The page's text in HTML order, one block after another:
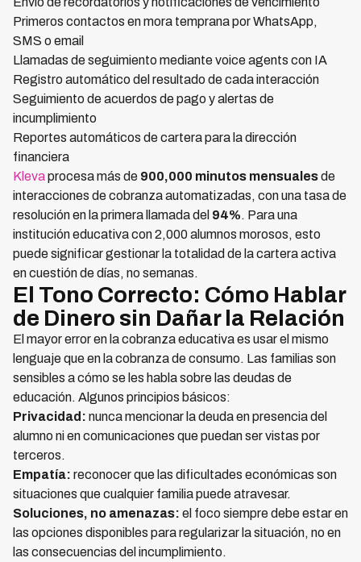
Primeros contactos en mora temprana por WhatsApp,
SMS o email
Llamadas de seguimiento mediante voice agents con IA
Registro automático del resultado de cada interacción
Seguimiento de acuerdos de pago y alertas de
incumplimiento
Reportes automáticos de cartera para la dirección
financiera
Klevaprocesa más de 900,000 minutos mensualesde
interacciones de cobranza automatizadas, con una tasa de
resolución en la primera llamada del 94%. Para una
institución educativa con 2,000 alumnos morosos, esto
puede significar gestionar la totalidad de la cartera activa
en cuestión de días, no semanas.
El Tono Correcto: Cómo Hablar
de Dinero sin Dañar la Relación
El mayor error en la cobranza educativa es usar el mismo
lenguaje que en la cobranza de consumo. Las familias son
sensibles a cómo se les habla sobre las deudas de
educación. Algunos principios básicos:
Privacidad: nunca mencionar la deuda en presencia del
alumno ni en comunicaciones que puedan ser vistas por
terceros.
Empatía: reconocer que las dificultades económicas son
situaciones que cualquier familia puede atravesar.
Soluciones, no amenazas: el foco siempre debe estar en
las opciones disponibles para regularizar la situación, no en
las consecuencias del incumplimiento.